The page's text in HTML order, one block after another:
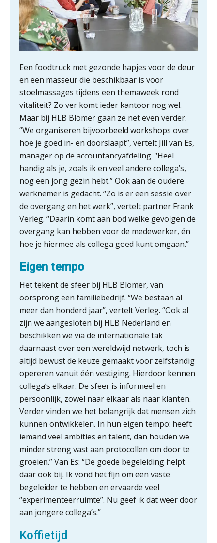
Een foodtruck met gezonde hapjes voor de deur
en een masseur die beschikbaar is voor
stoelmassages tijdens een themaweek rond
vitaliteit? Zo ver komt ieder kantoor nog wel.
Maar bij HLB Blömer gaan ze net even verder.
“We organiseren bijvoorbeeld workshops over
hoe je goed in- en doorslaapt”, vertelt Jill van Es,
manager op de accountancyafdeling. “Heel
handig als je, zoals ik en veel andere collega’s,
nog een jong gezin hebt.” Ook aan de oudere
werknemer is gedacht. “Zo is er een sessie over
de overgang en het werk”, vertelt partner Frank
Verleg. “Daarin komt aan bod welke gevolgen de
overgang kan hebben voor de medewerker, én
hoe je hiermee als collega goed kunt omgaan.”
Eigen tempo
Het tekent de sfeer bij HLB Blömer, van
oorsprong een familiebedrijf. “We bestaan al
meer dan honderd jaar”, vertelt Verleg. “Ook al
zijn we aangesloten bij HLB Nederland en
beschikken we via de internationale tak
daarnaast over een wereldwijd netwerk, toch is
altijd bewust de keuze gemaakt voor zelfstandig
opereren vanuit één vestiging. Hierdoor kennen
collega’s elkaar. De sfeer is informeel en
persoonlijk, zowel naar elkaar als naar klanten.
Verder vinden we het belangrijk dat mensen zich
kunnen ontwikkelen. In hun eigen tempo: heeft
iemand veel ambities en talent, dan houden we
minder streng vast aan protocollen om door te
groeien.” Van Es: “De goede begeleiding helpt
daar ook bij. Ik vond het fijn om een vaste
begeleider te hebben en ervaarde veel
“experimenteerruimte”. Nu geef ik dat weer door
aan jongere collega’s.”
Koffietijd
ICT & AI | “Slim automatiseren begint
bij gedrag”
Private equity in accountancy: drie
spanningsvelden die het vak
veranderen
ICT & AI | “Wie bewust kiest, kiest
voor toekomstbestendigheid”
ICT & AI | Waarom inzicht nog geen
advies is
ICT & AI | De accountant als
rekenwonder
Dashboard voor
De vijf grootste uitdagingen in
capaciteitsplanning
Yousri Mandour: “Verandering begint
waar het schuurt”
Waarom het huidige verdienmodel
van accountants verleden tijd is
Wie is de eerste? De AI-revolutie
waar elk kantoor op wacht.
Hoe snellere straatjes het zicht op
datakwaliteit vertroebelen
‘De accountant is essentieel voor
ondernemers in het mkb’
Waarom een VOF-contract net zo
belangrijk is als het zakelijk plan zelf